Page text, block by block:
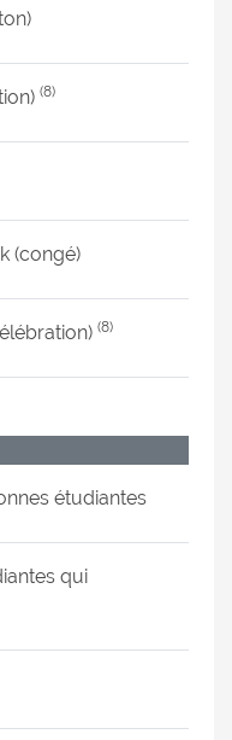
(8)
(congé)
(8)
étudiantes
qui